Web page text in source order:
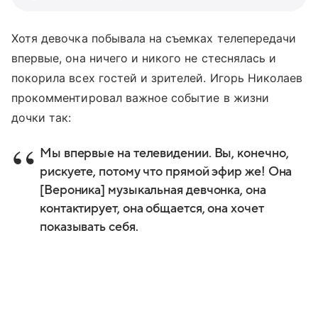
Хотя девочка побывала на съемках телепередачи
впервые, она ничего и никого не стеснялась и
покорила всех гостей и зрителей. Игорь Николаев
прокомментировал важное событие в жизни
дочки так:
Мы впервые на телевидении. Вы, конечно,
рискуете, потому что прямой эфир же! Она
[Вероника] музыкальная девчонка, она
контактирует, она общается, она хочет
показывать себя.